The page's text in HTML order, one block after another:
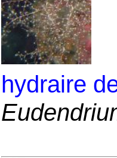
hydraire